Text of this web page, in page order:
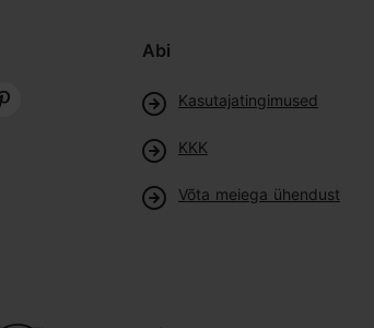
Abi
Kasutajatingimused
KKK
Võta meiega ühendust